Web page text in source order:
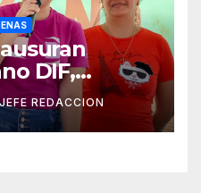
DIF,
y Casa de
JEFE REDACCION